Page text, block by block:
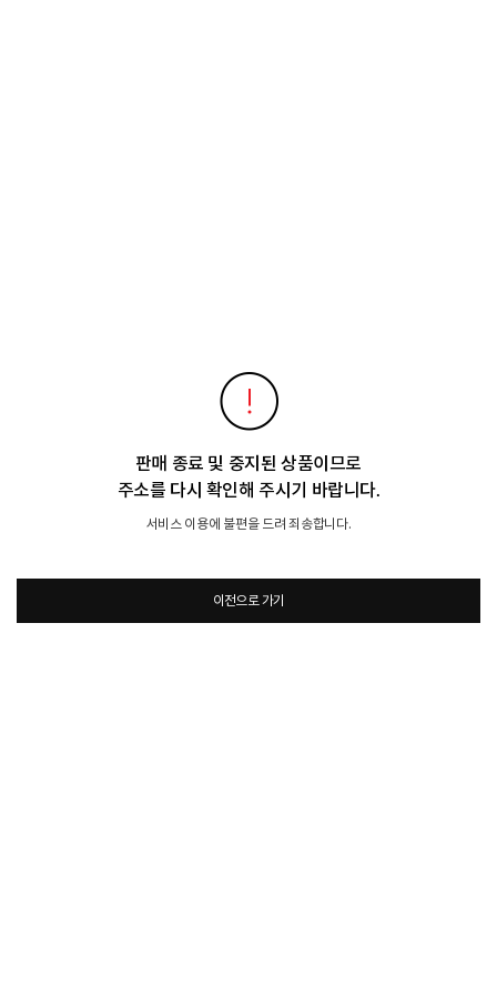
판매 종료 및 중지된 상품이므로
주소를 다시 확인해 주시기 바랍니다.
서비스 이용에 불편을 드려 죄송합니다.
이전으로 가기